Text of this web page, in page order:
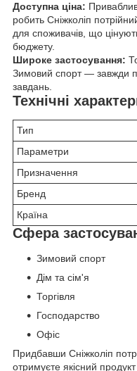
Доступна ціна:
робить Сніжколіп
для споживачів, що
бюджету.
Широке застосування:
Зимовий спорт — завжди
завдань.
Технічні
Тип
Параметри
Призначення
Бренд
Країна
Сфера
Зимовий спорт
Дім та сім'я
Торгівля
Господарство
Офіс
Придбавши Сніжколіп
отримуєте якісний